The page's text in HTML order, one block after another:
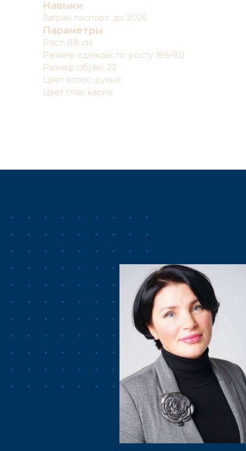
Навыки
Загран паспорт: до 2026
Параметры
Рост: 88 см.
Размер одежды: по росту (86-92)
Размер обуви: 23
Цвет волос: русые
Цвет глаз: карие